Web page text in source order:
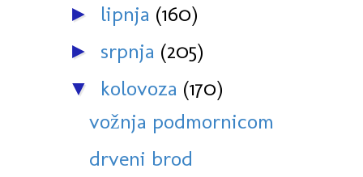
► lipnja (160)
► srpnja (205)
▼ kolovoza (170)
vožnja podmornicom
drveni brod